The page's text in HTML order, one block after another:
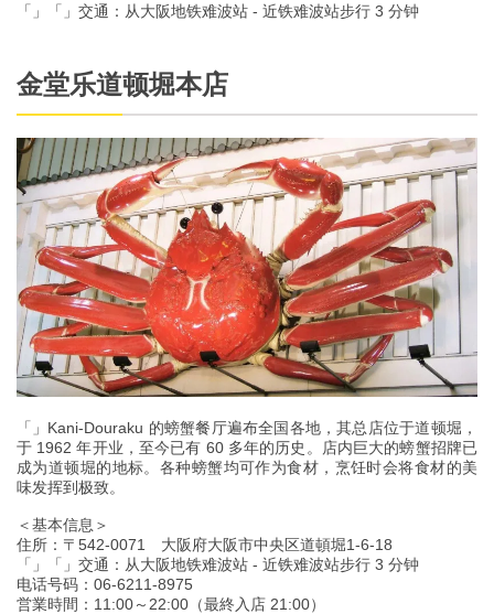
「」「」交通：从大阪地铁难波站 - 近铁难波站步行 3 分钟
金堂乐道顿堀本店
「」Kani-Douraku 的螃蟹餐厅遍布全国各地，其总店位于道顿堀，
于 1962 年开业，至今已有 60 多年的历史。店内巨大的螃蟹招牌已
成为道顿堀的地标。各种螃蟹均可作为食材，烹饪时会将食材的美
味发挥到极致。
＜基本信息＞
住所：〒542-0071 大阪府大阪市中央区道頓堀1-6-18
「」「」交通：从大阪地铁难波站 - 近铁难波站步行 3 分钟
电话号码：06-6211-8975
営業時間：11:00～22:00（最終入店 21:00）